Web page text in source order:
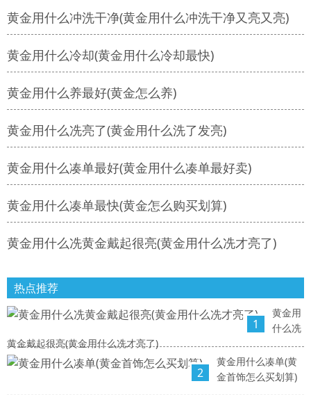
黄金用什么冲洗干净(黄金用什么冲洗干净又亮又亮)
黄金用什么冷却(黄金用什么冷却最快)
黄金用什么养最好(黄金怎么养)
黄金用什么冼亮了(黄金用什么洗了发亮)
黄金用什么凑单最好(黄金用什么凑单最好卖)
黄金用什么凑单最快(黄金怎么购买划算)
黄金用什么冼黄金戴起很亮(黄金用什么冼才亮了)
热点推荐
1
黄金用
什么冼
黄金戴起很亮(黄金用什么冼才亮了)
2
黄金用什么凑单(黄
金首饰怎么买划算)